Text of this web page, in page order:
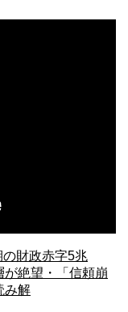
財政赤字5兆
絶望・「信頼崩
み解